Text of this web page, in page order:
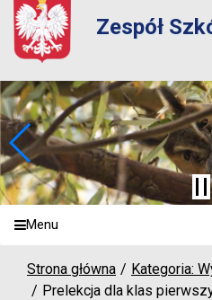
Zespół
Menu
Strona główna
Kategoria:
Prelekcja dla klas